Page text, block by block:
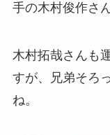
手の木村俊作さ
木村拓哉さんも
すが、兄弟そろ
ね。